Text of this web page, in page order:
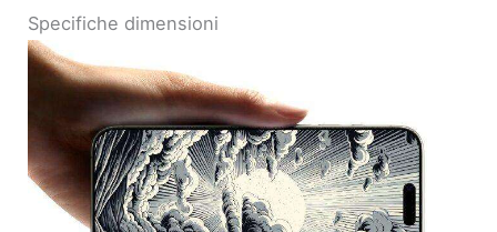
Specifiche dimensioni